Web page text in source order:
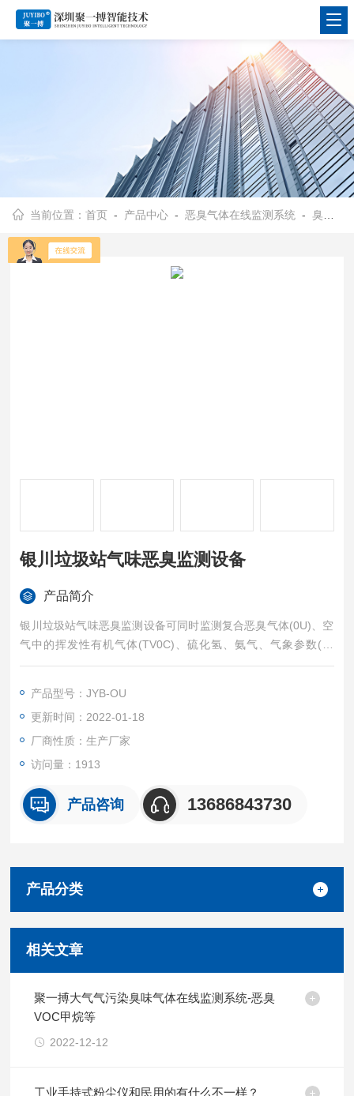
当前位置：首页 - 产品中心 -恶臭气体在线监测系统 -臭味气体在线监测系统
银川垃圾站气味恶臭监测设备
产品简介
银川垃圾站气味恶臭监测设备可同时监测复合恶臭气体(0U)、空
气中的挥发性有机气体(TV0C)、硫化氢、氨气、气象参数(温
度、湿度)。监测设备具有良好的抗干扰能力，具备停电来电自恢
产品型号：JYB-OU
更新时间：2022-01-18
厂商性质：生产厂家
访问量：1913
产品咨询 13686843730
产品分类
相关文章
聚一搏大气气污染臭味气体在线监测系统-恶臭
VOC甲烷等
2022-12-12
工业手持式粉尘仪和民用的有什么不一样？